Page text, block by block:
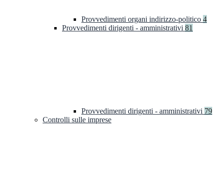
Provvedimenti organi indirizzo-politico 4
Provvedimenti dirigenti - amministrativi 81
Provvedimenti dirigenti - amministrativi 79
Controlli sulle imprese